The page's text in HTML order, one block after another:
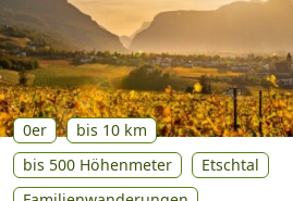
0er
bis 10 km
bis 500 Höhenmeter
Etschtal